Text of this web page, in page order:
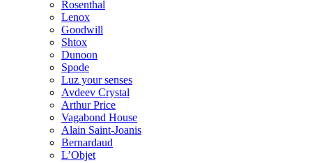
Rosenthal
Lenox
Goodwill
Shtox
Dunoon
Spode
Luz your senses
Avdeev Crystal
Arthur Price
Vagabond House
Alain Saint-Joanis
Bernardaud
L’Objet